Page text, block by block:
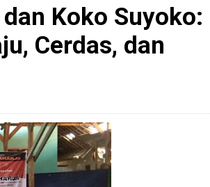
Koko Suyoko:
Cerdas, dan